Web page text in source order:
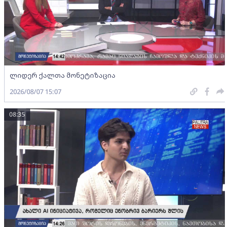
ლიდერ ქალთა მონეტიზაცია
2026/08/07 15:07
08:35